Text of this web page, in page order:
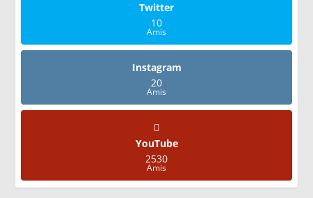
Twitter
10
Amis
Instagram
20
Amis
YouTube
2530
Amis